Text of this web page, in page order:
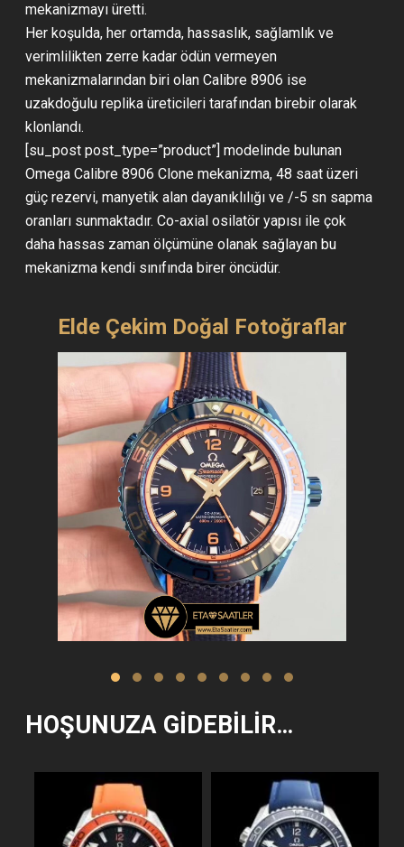
mekanizmayı üretti.
Her koşulda, her ortamda, hassaslık, sağlamlık ve
verimlilikten zerre kadar ödün vermeyen
mekanizmalarından biri olan Calibre 8906 ise
uzakdoğulu replika üreticileri tarafından birebir olarak
klonlandı.
[su_post post_type=”product”] modelinde bulunan
Omega Calibre 8906 Clone mekanizma, 48 saat üzeri
güç rezervi, manyetik alan dayanıklılığı ve /-5 sn sapma
oranları sunmaktadır. Co-axial osilatör yapısı ile çok
daha hassas zaman ölçümüne olanak sağlayan bu
mekanizma kendi sınıfında birer öncüdür.
Elde Çekim Doğal Fotoğraflar
HOŞUNUZA GIDEBILIR…